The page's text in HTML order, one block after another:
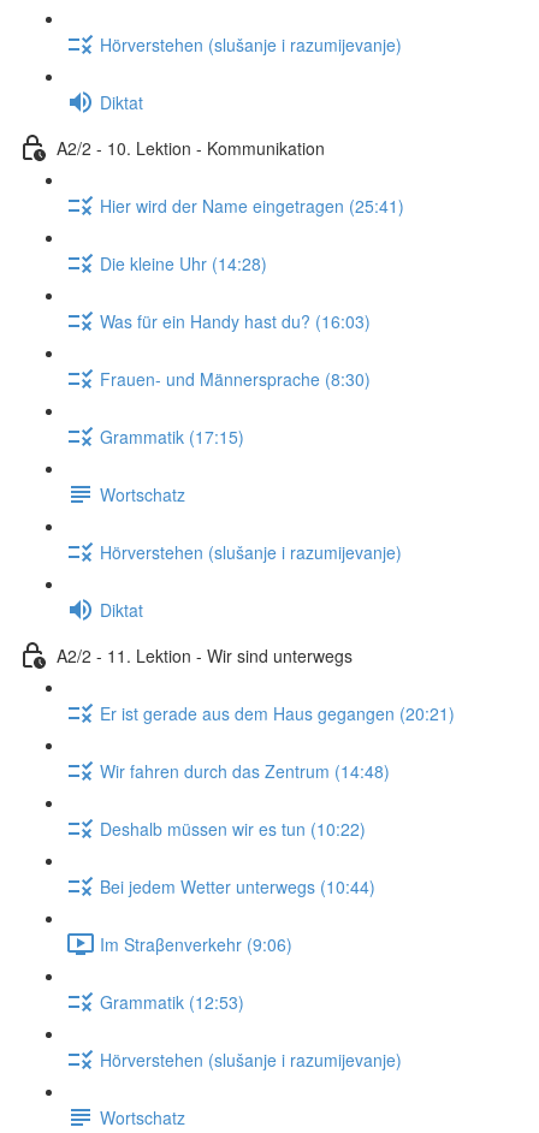
Hörverstehen (slušanje i razumijevanje)
Diktat
A2/2 - 10. Lektion - Kommunikation
Hier wird der Name eingetragen (25:41)
Die kleine Uhr (14:28)
Was für ein Handy hast du? (16:03)
Frauen- und Männersprache (8:30)
Grammatik (17:15)
Wortschatz
Hörverstehen (slušanje i razumijevanje)
Diktat
A2/2 - 11. Lektion - Wir sind unterwegs
Er ist gerade aus dem Haus gegangen (20:21)
Wir fahren durch das Zentrum (14:48)
Deshalb müssen wir es tun (10:22)
Bei jedem Wetter unterwegs (10:44)
Im Straβenverkehr (9:06)
Grammatik (12:53)
Hörverstehen (slušanje i razumijevanje)
Wortschatz